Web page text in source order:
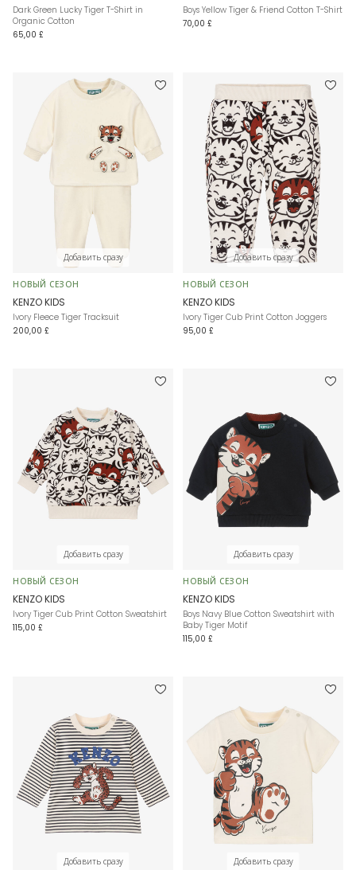
Dark Green Lucky Tiger T-Shirt in
Organic Cotton
65,00 £
Boys Yellow Tiger & Friend Cotton T-Shirt
70,00 £
Добавить сразу
НОВЫЙ СЕЗОН
KENZO KIDS
Ivory Fleece Tiger Tracksuit
200,00 £
Добавить сразу
НОВЫЙ СЕЗОН
KENZO KIDS
Ivory Tiger Cub Print Cotton Joggers
95,00 £
Добавить сразу
НОВЫЙ СЕЗОН
KENZO KIDS
Ivory Tiger Cub Print Cotton Sweatshirt
115,00 £
Добавить сразу
НОВЫЙ СЕЗОН
KENZO KIDS
Boys Navy Blue Cotton Sweatshirt with
Baby Tiger Motif
115,00 £
Добавить сразу Добавить сразу